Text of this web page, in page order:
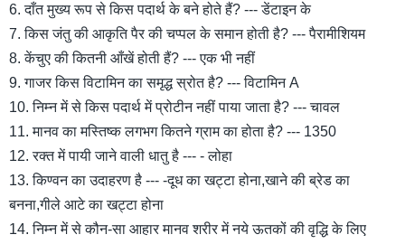
6. दाँत मुख्य रूप से किस पदार्थ के बने होते हैं? --- डेंटाइन के
7. किस जंतु की आकृति पैर की चप्पल के समान होती है? --- पैरामीशियम
8. केंचुए की कितनी आँखें होती हैं? --- एक भी नहीं
9. गाजर किस विटामिन का समृद्ध स्रोत है? --- विटामिन A
10. निम्न में से किस पदार्थ में प्रोटीन नहीं पाया जाता है? --- चावल
11. मानव का मस्तिष्क लगभग कितने ग्राम का होता है? --- 1350
12. रक्त में पायी जाने वाली धातु है --- - लोहा
13. किण्वन का उदाहरण है --- -दूध का खट्टा होना,खाने की ब्रेड का
बनना,गीले आटे का खट्टा होना
14. निम्न में से कौन-सा आहार मानव शरीर में नये ऊतकों की वृद्धि के लिए